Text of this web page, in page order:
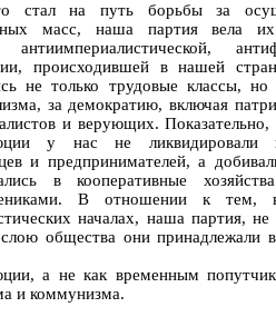
стал на путь борьбы за
масс, наша партия вела
происходившей в нашей
не только трудовые классы,
за демократию, включая
и верующих.
у нас не ликвидировали
и предпринимателей, а
в кооперативные
В отношении к тем,
началах, наша партия, не
общества они принадлежали
а не как временным
и коммунизма.